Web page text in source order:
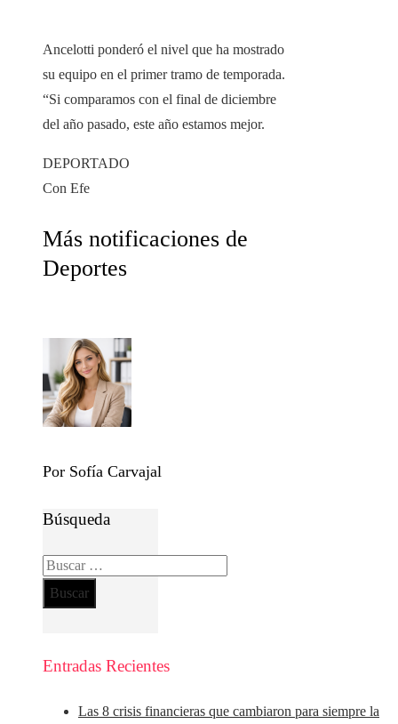
Ancelotti ponderó el nivel que ha mostrado
su equipo en el primer tramo de temporada.
“Si comparamos con el final de diciembre
del año pasado, este año estamos mejor.
DEPORTADO
Con Efe
Más notificaciones de
Deportes
Por Sofía Carvajal
Búsqueda
Buscar:
Entradas Recientes
Las 8 crisis financieras que cambiaron para siempre la